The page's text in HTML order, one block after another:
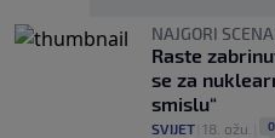
NAJGORI
Raste
se za
smislu“
SVIJET 18. ožu. 0